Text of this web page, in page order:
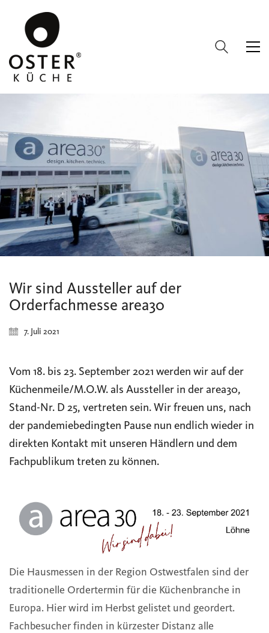
Wir sind Aussteller auf der
Orderfachmesse area30
7. Juli 2021
Vom 18. bis 23. September 2021 werden wir auf der
Küchenmeile/M.O.W. als Aussteller in der area30,
Stand-Nr. D 25, vertreten sein. Wir freuen uns, nach
der pandemiebedingten Pause nun endlich wieder in
direkten Kontakt mit unseren Händlern und dem
Fachpublikum treten zu können.
Die Hausmessen in der Region Ostwestfalen sind der
traditionelle Ordertermin für die Küchenbranche in
Europa. Hier wird im Herbst gelistet und geordert.
Fachbesucher finden in kürzester Distanz alle